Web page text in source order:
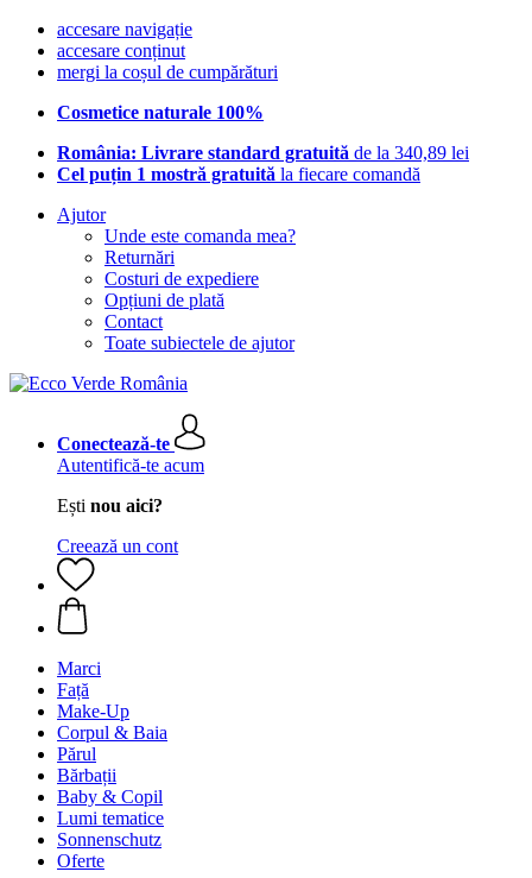
accesare navigație
accesare conținut
mergi la coșul de cumpărături
Cosmetice naturale 100%
România: Livrare standard gratuită de la 340,89 lei
Cel puțin 1 mostră gratuită la fiecare comandă
Ajutor
Unde este comanda mea?
Returnări
Costuri de expediere
Opțiuni de plată
Contact
Toate subiectele de ajutor
Conectează-te
Autentifică-te acum
Ești nou aici?
Creează un cont
Marci
Față
Make-Up
Corpul & Baia
Părul
Bărbații
Baby & Copil
Lumi tematice
Sonnenschutz
Oferte